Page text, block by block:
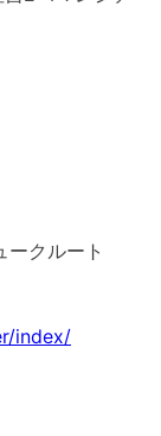
クルート
index/